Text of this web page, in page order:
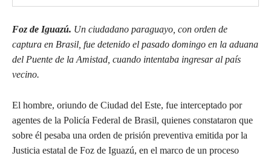
Foz de Iguazú. Un ciudadano paraguayo, con orden de
captura en Brasil, fue detenido el pasado domingo en la aduana
del Puente de la Amistad, cuando intentaba ingresar al país
vecino.
El hombre, oriundo de Ciudad del Este, fue interceptado por
agentes de la Policía Federal de Brasil, quienes constataron que
sobre él pesaba una orden de prisión preventiva emitida por la
Justicia estatal de Foz de Iguazú, en el marco de un proceso